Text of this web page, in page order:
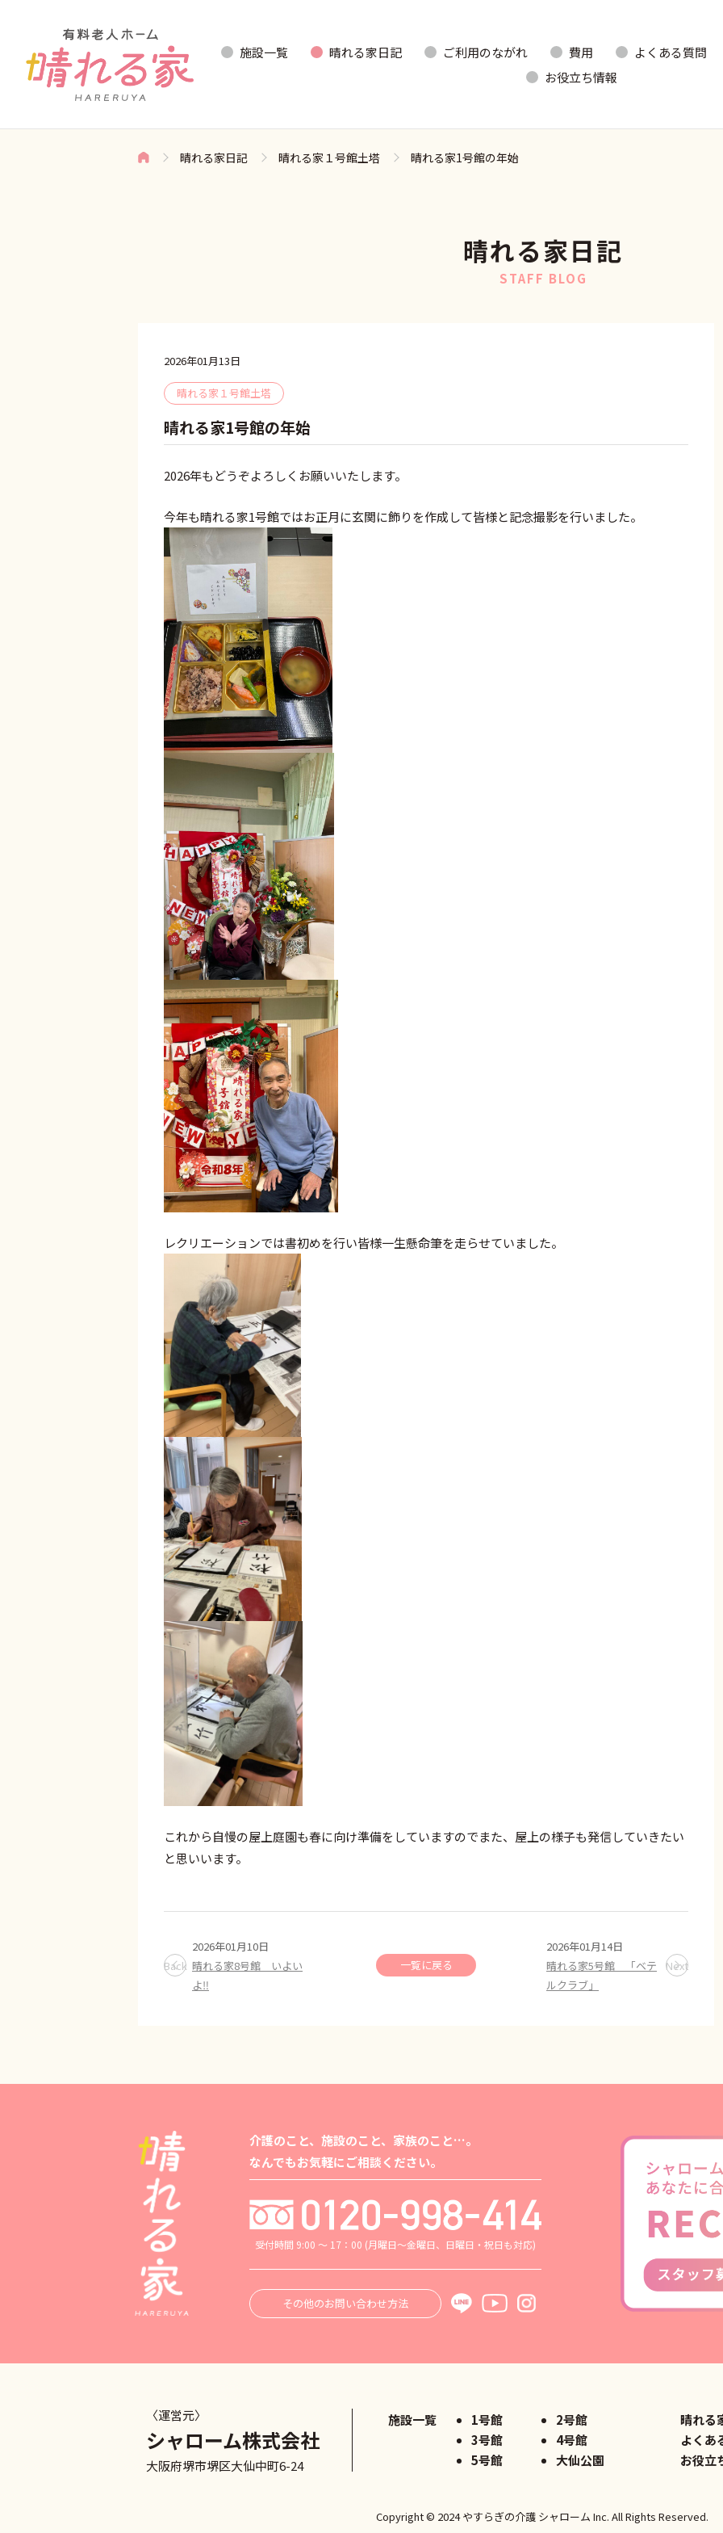
施設一覧 晴れる家日記 ご利用のながれ 費用
よくある質問
お役立ち情報
晴れる家日記 晴れる家１号館土塔 晴れる家1号館の年始
晴れる家日記
STAFF BLOG
2026年01月13日
晴れる家１号館土塔
晴れる家1号館の年始
2026年もどうぞよろしくお願いいたします。
今年も晴れる家1号館ではお正月に玄関に飾りを作成して皆様と記念撮影を行いました。
レクリエーションでは書初めを行い皆様一生懸命筆を走らせていました。
これから自慢の屋上庭園も春に向け準備をしていますのでまた、屋上の様子も発信していきたい
と思いいます。
Back
2026年01月10日
晴れる家8号館 いよい
よ‼️
一覧に戻る
2026年01月14日
晴れる家5号館 「ベテ
ルクラブ」
Next
介護のこと、施設のこと、家族のこと…。
なんでもお気軽にご相談ください。
受付時間 9:00 ～ 17：00 (月曜日～金曜日、日曜日・祝日も対応)
その他のお問い合わせ方法
〈運営元〉
シャローム株式会社
大阪府堺市堺区大仙中町6-24
施設一覧 1号館
2号館
3号館
4号館
5号館
大仙公園
晴れる
よくあ
お役立
Copyright © 2024 やすらぎの介護 シャローム Inc. All Rights Reserved.